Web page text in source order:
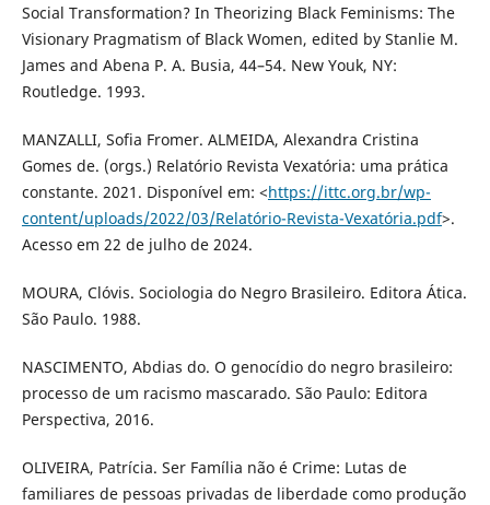
Social Transformation? In Theorizing Black Feminisms: The
Visionary Pragmatism of Black Women, edited by Stanlie M.
James and Abena P. A. Busia, 44–54. New Youk, NY:
Routledge. 1993.
MANZALLI, Sofia Fromer. ALMEIDA, Alexandra Cristina
Gomes de. (orgs.) Relatório Revista Vexatória: uma prática
constante. 2021. Disponível em: <https://ittc.org.br/wp-
content/uploads/2022/03/Relatório-Revista-Vexatória.pdf>.
Acesso em 22 de julho de 2024.
MOURA, Clóvis. Sociologia do Negro Brasileiro. Editora Ática.
São Paulo. 1988.
NASCIMENTO, Abdias do. O genocídio do negro brasileiro:
processo de um racismo mascarado. São Paulo: Editora
Perspectiva, 2016.
OLIVEIRA, Patrícia. Ser Família não é Crime: Lutas de
familiares de pessoas privadas de liberdade como produção